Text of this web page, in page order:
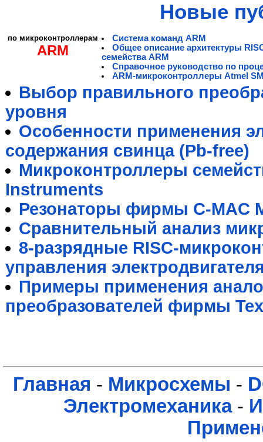
Новые
по микроконтроллерам
ARM
Система команд ARM
Общее описание архитектуры
семейства ARM
Справочное руководство по
ARM-микроконтроллеры Atmel
Выбор правильного
уровня
Особенности применения
содержания свинца (Pb-free)
Микроконтроллеры
Instruments
Резонаторы фирмы C-MAC
Сравнительный анализ
8-разрядные RISC-
управления
Примеры применения
преобразователей фирмы
Главная - Микросхемы -
Электромеханика-